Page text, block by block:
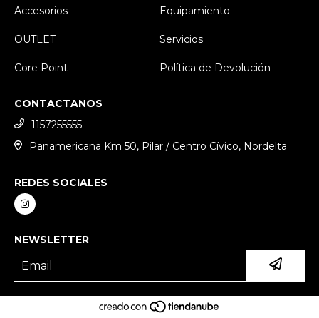
Accesorios Equipamiento
OUTLET Servicios
Core Point Política de Devolución
CONTACTANOS
1157255555
Panamericana Km 50, Pilar / Centro Cívico, Nordelta
REDES SOCIALES
NEWSLETTER